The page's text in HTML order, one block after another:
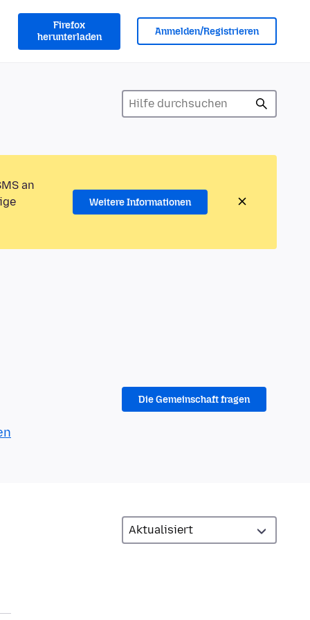
Firefox
herunterladen
Anmelden/Registrieren
an
Weitere Informationen
Die Gemeinschaft fragen